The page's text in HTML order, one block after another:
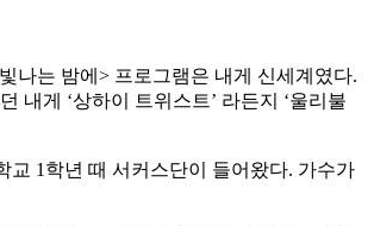
나는 밤에> 프로그램은 내게 신세계였다.
내게 ‘상하이 트위스트’ 라든지 ‘울리불
교 1학년 때 서커스단이 들어왔다. 가수가